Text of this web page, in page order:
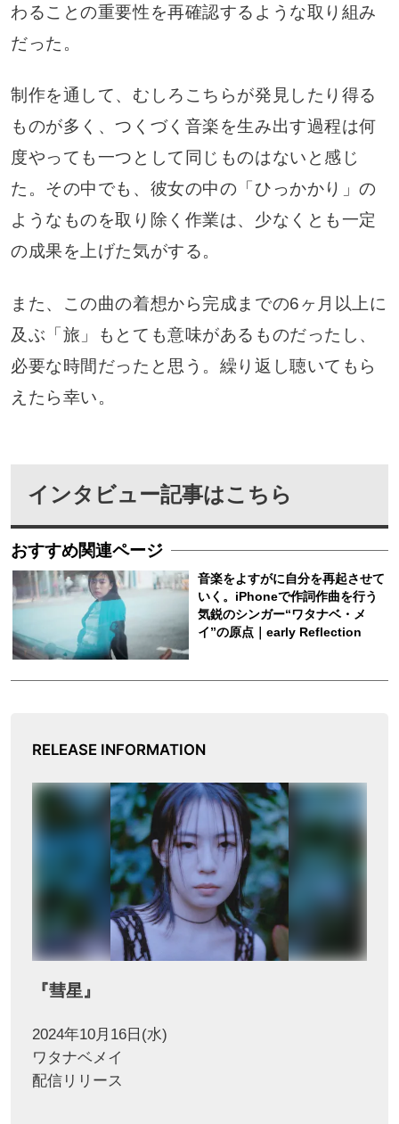
わることの重要性を再確認するような取り組み
だった。
制作を通して、むしろこちらが発見したり得る
ものが多く、つくづく音楽を生み出す過程は何
度やっても一つとして同じものはないと感じ
た。その中でも、彼女の中の「ひっかかり」の
ようなものを取り除く作業は、少なくとも一定
の成果を上げた気がする。
また、この曲の着想から完成までの6ヶ月以上に
及ぶ「旅」もとても意味があるものだったし、
必要な時間だったと思う。繰り返し聴いてもら
えたら幸い。
インタビュー記事はこちら
RELEASE INFORMATION
『彗星』
2024年10月16日(水)
ワタナベメイ
配信リリース